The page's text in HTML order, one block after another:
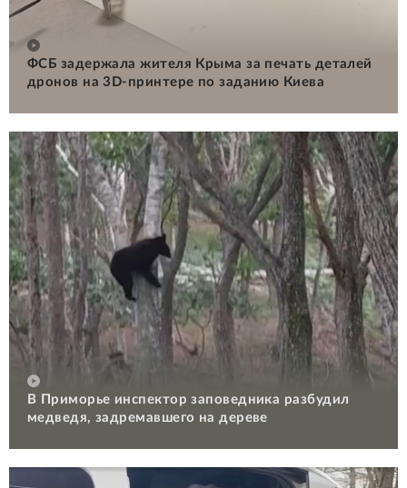
ФСБ задержала жителя Крыма за печать деталей
дронов на 3D-принтере по заданию Киева
В Приморье инспектор заповедника разбудил
медведя, задремавшего на дереве